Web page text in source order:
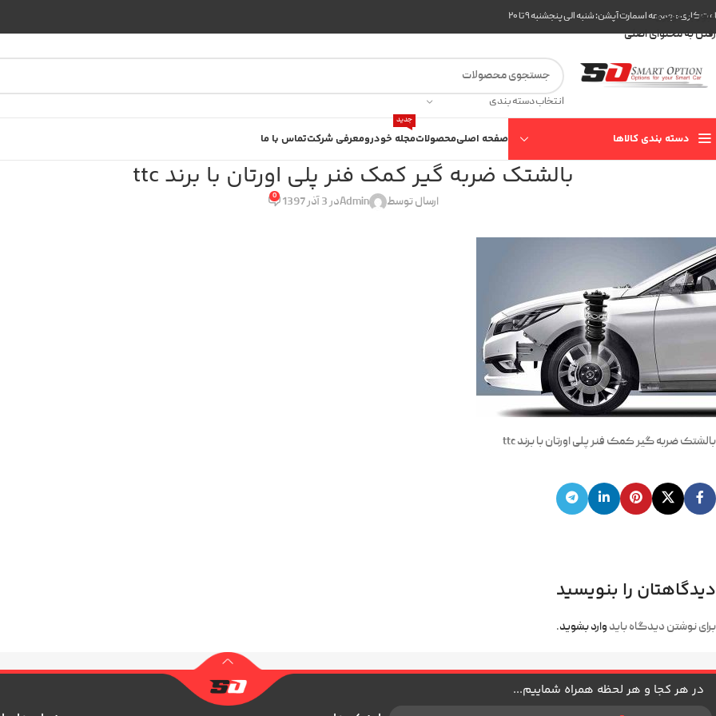
عبور به ناوبری
رفتن به محتوای اصلی
کاری مجموعه اسمارت آپشن: شنبه الی پنجشنبه ۹ تا ۲۰
انتخاب دسته بندی
دسته بندی کالاها صفحه اصلیمحصولاتمجله خودرو
جدید
معرفی شرکتتماس با ما
بالشتک ضربه گیر کمک فنر پلی اورتان با برند ttc
ارسال توسط Adminدر 3 آذر 1397 0
بالشتک ضربه گیر کمک فنر پلی اورتان با برند ttc
دیدگاهتان را بنویسید
برای نوشتن دیدگاه باید وارد بشوید.
در هر کجا و هر لحظه همراه شماییم...